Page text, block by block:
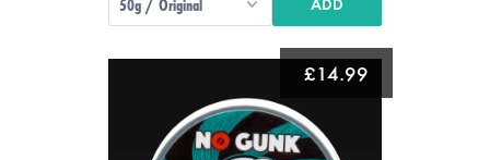
ADD
£14.99